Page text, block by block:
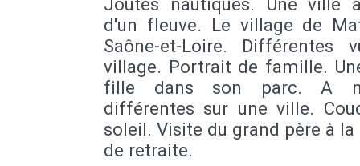
d'un fleuve. Le village de
Saône-et-Loire. Différentes
village. Portrait de famille.
fille dans son parc. A
différentes sur une ville.
soleil. Visite du grand père à
de retraite.